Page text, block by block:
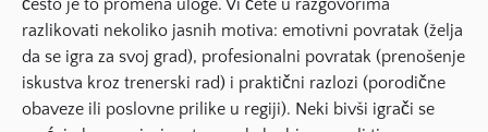
često je to promena uloge. Vi ćete u razgovorima
razlikovati nekoliko jasnih motiva: emotivni povratak (želja
da se igra za svoj grad), profesionalni povratak (prenošenje
iskustva kroz trenerski rad) i praktični razlozi (porodične
obaveze ili poslovne prilike u regiji). Neki bivši igrači se